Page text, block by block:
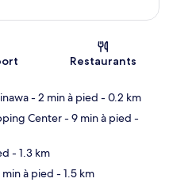
Restaurants
- 2 min à pied - 0.2 km
Center- 9 min à pied -
- 1.3 km
min à pied - 1.5 km